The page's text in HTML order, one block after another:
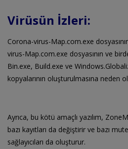
Virüsün İzleri:
Corona-virus-Map.com.exe
virus-Map.com.exe dosyasının ve
Bin.exe, Build.exe ve
kopyalarının oluşturulmasına neden
Ayrıca, bu kötü amaçlı yazılım,
bazı kayıtları da değiştirir ve bazı
sağlayıcıları da oluşturur.